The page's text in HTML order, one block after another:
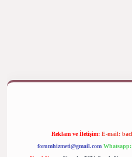
Reklam ve İletişim: E-mail:
forumhizmeti@gmail.com Whatsapp: